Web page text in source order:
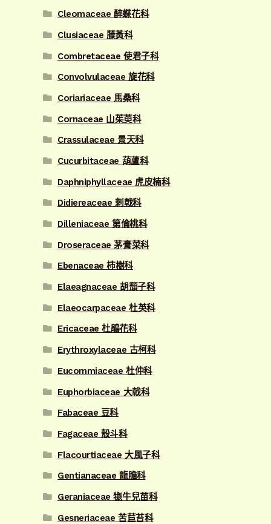
Cleomaceae 醉蝶花科
Clusiaceae 藤黃科
Combretaceae 使君子科
Convolvulaceae 旋花科
Coriariaceae 馬桑科
Cornaceae 山茱萸科
Crassulaceae 景天科
Cucurbitaceae 葫蘆科
Daphniphyllaceae 虎皮楠科
Didiereaceae 刺戟科
Dilleniaceae 第倫桃科
Droseraceae 茅膏菜科
Ebenaceae 柿樹科
Elaeagnaceae 胡頹子科
Elaeocarpaceae 杜英科
Ericaceae 杜鵑花科
Erythroxylaceae 古柯科
Eucommiaceae 杜仲科
Euphorbiaceae 大戟科
Fabaceae 豆科
Fagaceae 殼斗科
Flacourtiaceae 大風子科
Gentianaceae 龍膽科
Geraniaceae 牻牛兒苗科
Gesneriaceae 苦苣苔科